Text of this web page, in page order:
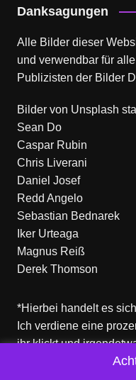
Danksagungen
Alle Bilder dieser
und verwendbar für
Publizisten der Bilder
Bilder von Unsplash
Sean Do
Caspar Rubin
Chris Liverani
Daniel Josef
Redd Angelo
Sebastian Bednarek
Iker Urteaga
Magnus Reiß
Derek Thomson
*Hierbei handelt es
Ich verdiene eine
ihr klickt und
Produkte dort sind